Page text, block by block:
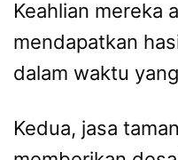
Keahlian mereka
mendapatkan
dalam waktu
Kedua, jasa